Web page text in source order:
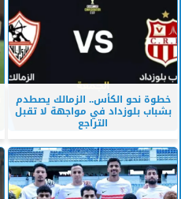
خطوة نحو الكأس.. الزمالك يصطدم
بشباب بلوزداد في مواجهة لا تقبل
التراجع